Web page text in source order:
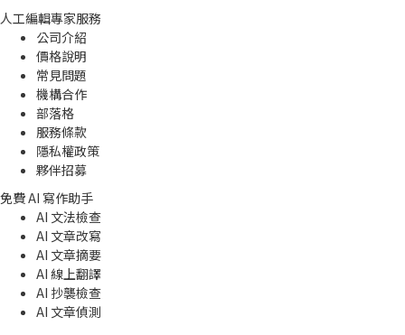
人工編輯專家服務
公司介紹
價格說明
常見問題
機構合作
部落格
服務條款
隱私權政策
夥伴招募
免費 AI 寫作助手
AI 文法檢查
AI 文章改寫
AI 文章摘要
AI 線上翻譯
AI 抄襲檢查
AI 文章偵測